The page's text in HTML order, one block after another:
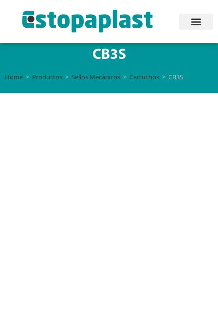
CB3S
Home > Productos > Sellos Mecánicos > Cartuchos > CB3S